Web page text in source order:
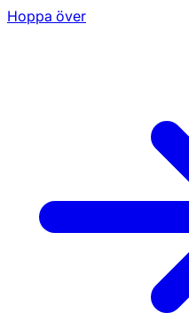
Hoppa över